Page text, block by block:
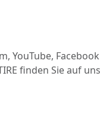
YouTube,
finden Sie auf